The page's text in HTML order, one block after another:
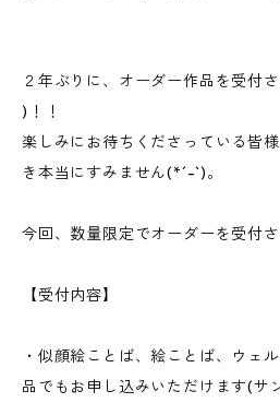
２年ぶりに、オーダー作品を受付
)！！
楽しみにお待ちくださっている皆
き本当にすみません(*´-`)。
今回、数量限定でオーダーを受付
【受付内容】
・似顔絵ことば、絵ことば、ウェ
品でもお申し込みいただけます(サ